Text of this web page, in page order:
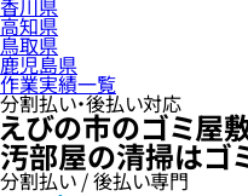
香川県
高知県
鳥取県
鹿児島県
作業実績一覧
分割払い・後払い対応
えびの市のゴミ屋
汚部屋の清掃はゴ
分割払い / 後払い専門